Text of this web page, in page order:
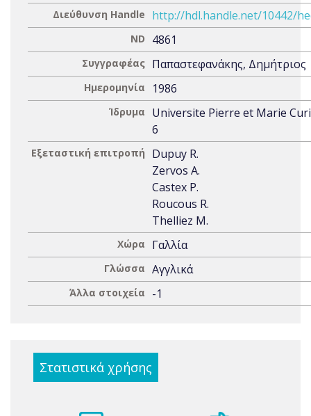
Διεύθυνση Handle http://hdl.handle.net/10442/
ND 4861
Συγγραφέας Παπαστεφανάκης, Δημήτριος
Ημερομηνία 1986
Ίδρυμα
Universite Pierre et Marie
6
Εξεταστική επιτροπή
Dupuy R.
Zervos A.
Castex P.
Roucous R.
Thelliez M.
Χώρα Γαλλία
Γλώσσα Αγγλικά
Άλλα στοιχεία -1
Στατιστικά χρήσης